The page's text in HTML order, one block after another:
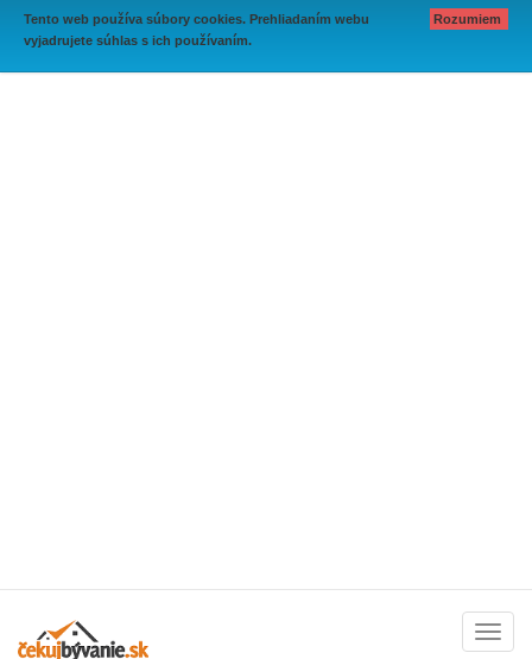
Tento web používa súbory cookies. Prehliadaním webu
vyjadrujete súhlas s ich používaním.
Rozumiem